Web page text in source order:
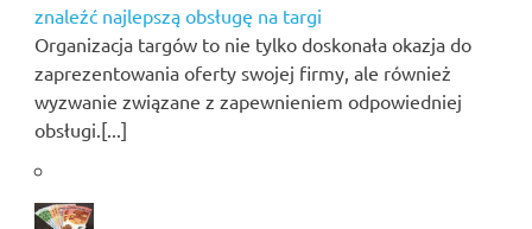
znaleźć najlepszą obsługę na targi
Organizacja targów to nie tylko doskonała okazja do
zaprezentowania oferty swojej firmy, ale również
wyzwanie związane z zapewnieniem odpowiedniej
obsługi.[...]